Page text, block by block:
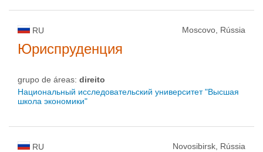
RU Moscovo, Rússia
Юриспруденция
grupo de áreas: direito
Национальный исследовательский университет "Высшая
школа экономики"
RU Novosibirsk, Rússia